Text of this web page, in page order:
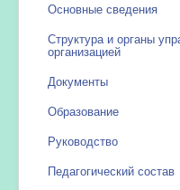
Основные сведения
Структура и органы
организацией
Документы
Образование
Руководство
Педагогический состав